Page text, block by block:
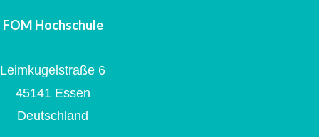
FOM Hochschule
Leimkugelstraße 6
45141 Essen
Deutschland